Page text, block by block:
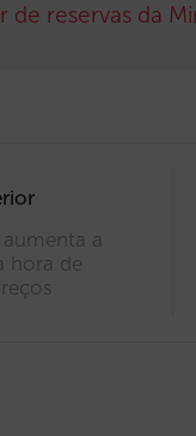
reservas da
a
hora de